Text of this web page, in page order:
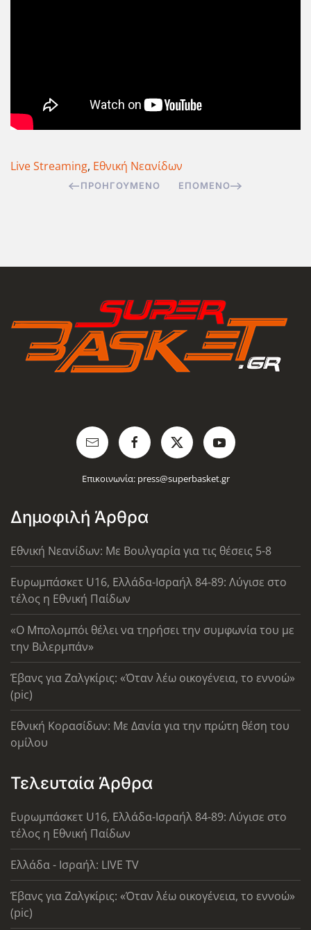
Live Streaming, Εθνική Νεανίδων
ΠΡΟΗΓΟΎΜΕΝΟ ΕΠΌΜΕΝΟ
Επικοινωνία: press@superbasket.gr
Δημοφιλή Άρθρα
Εθνική Νεανίδων: Με Βουλγαρία για τις θέσεις 5-8
Ευρωμπάσκετ U16, Ελλάδα-Ισραήλ 84-89: Λύγισε στο
τέλος η Εθνική Παίδων
«Ο Μπολομπόι θέλει να τηρήσει την συμφωνία του με
την Βιλερμπάν»
Έβανς για Ζαλγκίρις: «Όταν λέω οικογένεια, το εννοώ»
(pic)
Εθνική Κορασίδων: Με Δανία για την πρώτη θέση του
ομίλου
Τελευταία Άρθρα
Ευρωμπάσκετ U16, Ελλάδα-Ισραήλ 84-89: Λύγισε στο
τέλος η Εθνική Παίδων
Ελλάδα - Ισραήλ: LIVE TV
Έβανς για Ζαλγκίρις: «Όταν λέω οικογένεια, το εννοώ»
(pic)